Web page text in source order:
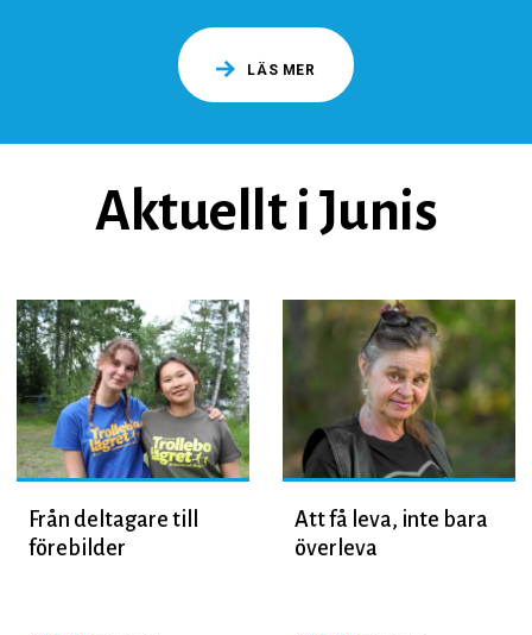
LÄS MER
Aktuellt i Junis
Från deltagare till
förebilder
Att få leva, inte bara
överleva